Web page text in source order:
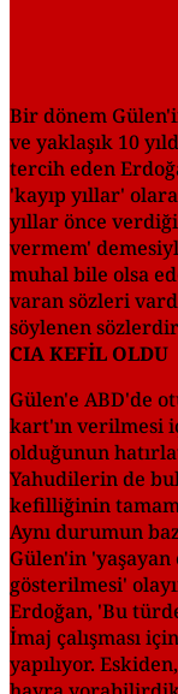
Bir dönem
ve yaklaşık 10
tercih eden
'kayıp yıllar'
yıllar önce
vermem'
muhal bile olsa
varan sözleri
söylenen
CIA KEFİL OLDU
Gülen'e ABD'de
kart'ın verilmesi
olduğunun
Yahudilerin de
kefilliğinin
Aynı durumun
Gülen'in
gösterilmesi'
Erdoğan, 'Bu
İmaj çalışması
yapılıyor.